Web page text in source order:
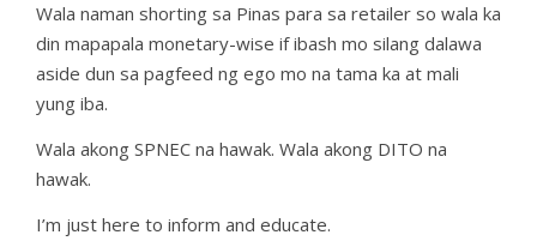
Wala naman shorting sa Pinas para sa retailer so wala ka
din mapapala monetary-wise if ibash mo silang dalawa
aside dun sa pagfeed ng ego mo na tama ka at mali
yung iba.
Wala akong SPNEC na hawak. Wala akong DITO na
hawak.
I’m just here to inform and educate.